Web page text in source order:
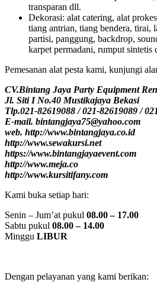
transparan dll.
Dekorasi: alat catering, alat
tiang antrian, tiang bendera, tirai,
partisi, panggung, backdrop,
karpet permadani, rumput sintetis
Pemesanan alat pesta kami, kunjungi
CV.Bintang Jaya Party Equipment
Jl. Siti I No.40 Mustikajaya Bekasi
Tlp.021-82619088 / 021-82619089 /
E-mail. bintangjaya75@yahoo.com
web. http://www.bintangjaya.co.id
http://www.sewakursi.net
https://www.bintangjayaevent.com
http://www.meja.co
http://www.kursitifany.com
Kami buka setiap hari:
Senin – Jum’at pukul 08.00 – 17.00
Sabtu pukul 08.00 – 14.00
Minggu LIBUR
Dengan pelayanan yang kami berikan: